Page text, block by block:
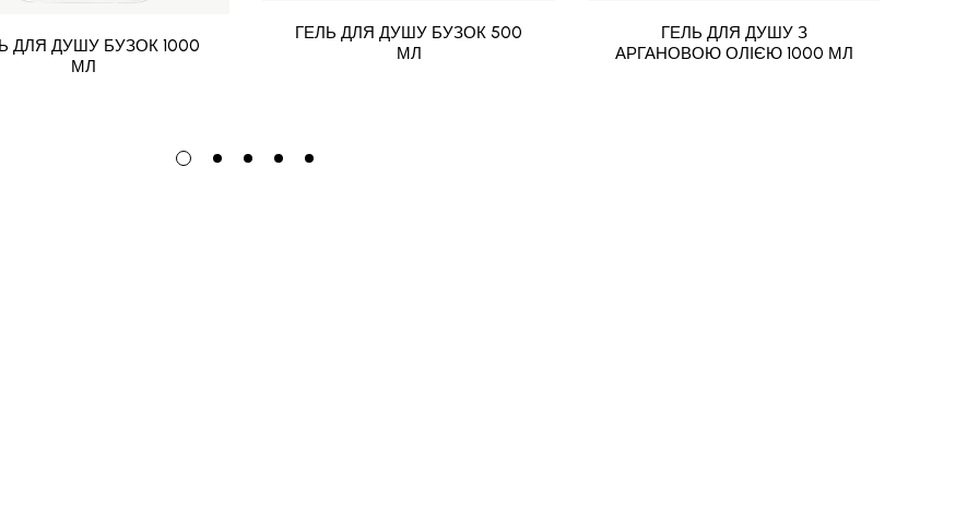
ДЛЯ ДУШУ БУЗОК 1000
МЛ
ГЕЛЬ ДЛЯ ДУШУ БУЗОК 500
МЛ
ГЕЛЬ ДЛЯ ДУШУ З
АРГАНОВОЮ ОЛІЄЮ 1000 МЛ